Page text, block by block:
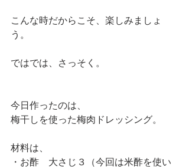
こんな時だからこそ、楽しみましょ
う。
ではでは、さっそく。
今日作ったのは、
梅干しを使った梅肉ドレッシング。
材料は、
・お酢　大さじ３（今回は米酢を使い